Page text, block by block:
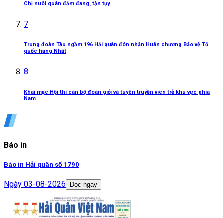
Chị nuôi quân đảm đang, tận tụy
7
Trung đoàn Tàu ngầm 196 Hải quân đón nhận Huân chương Bảo vệ Tổ
quốc hạng Nhất
8
Khai mạc Hội thi cán bộ đoàn giỏi và tuyên truyền viên trẻ khu vực phía
Nam
Báo in
Báo in Hải quân số 1790
Ngày 03-08-2026 Đọc ngay